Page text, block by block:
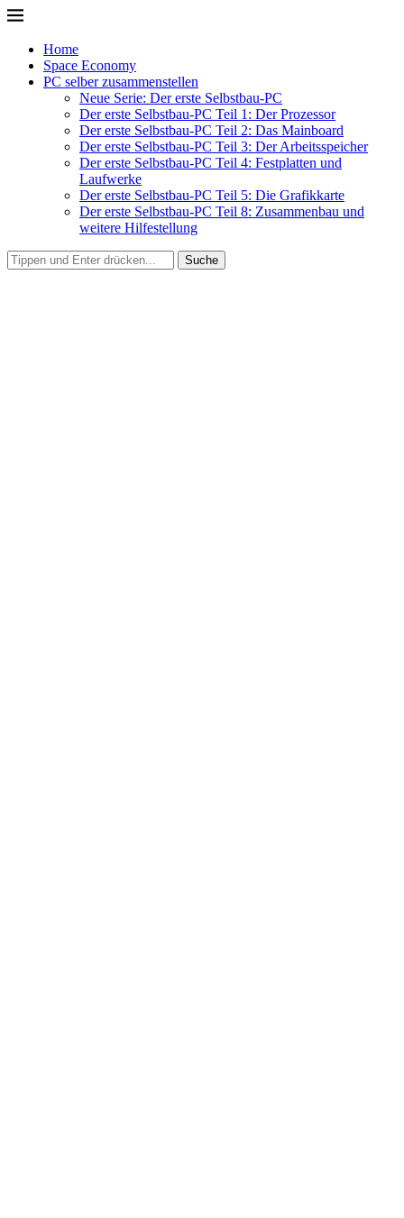
Home
Space Economy
PC selber zusammenstellen
Neue Serie: Der erste Selbstbau-PC
Der erste Selbstbau-PC Teil 1: Der Prozessor
Der erste Selbstbau-PC Teil 2: Das Mainboard
Der erste Selbstbau-PC Teil 3: Der Arbeitsspeicher
Der erste Selbstbau-PC Teil 4: Festplatten und
Laufwerke
Der erste Selbstbau-PC Teil 5: Die Grafikkarte
Der erste Selbstbau-PC Teil 8: Zusammenbau und
weitere Hilfestellung
Suche